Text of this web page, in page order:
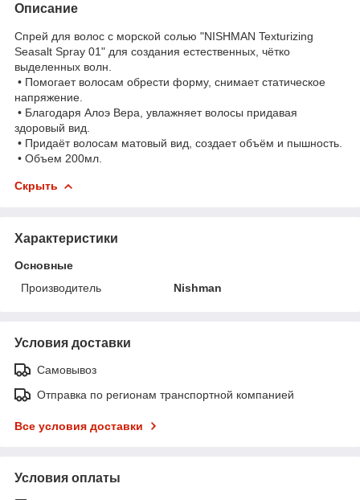
Описание
Спрей для волос с морской солью "NISHMAN Texturizing
Seasalt Spray 01" для создания естественных, чётко
выделенных волн.
• Помогает волосам обрести форму, снимает статическое
напряжение.
• Благодаря Алоэ Вера, увлажняет волосы придавая
здоровый вид.
• Придаёт волосам матовый вид, создает объём и пышность.
• Объем 200мл.
Скрыть
Характеристики
Основные
Производитель
Nishman
Условия доставки
Самовывоз
Отправка по регионам транспортной компанией
Все условия доставки
Условия оплаты